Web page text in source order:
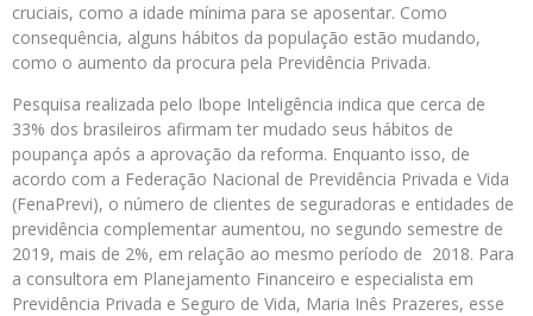
cruciais, como a idade mínima para se aposentar. Como
consequência, alguns hábitos da população estão mudando,
como o aumento da procura pela Previdência Privada.
Pesquisa realizada pelo Ibope Inteligência indica que cerca de
33% dos brasileiros afirmam ter mudado seus hábitos de
poupança após a aprovação da reforma. Enquanto isso, de
acordo com a Federação Nacional de Previdência Privada e Vida
(FenaPrevi), o número de clientes de seguradoras e entidades de
previdência complementar aumentou, no segundo semestre de
2019, mais de 2%, em relação ao mesmo período de 2018. Para
a consultora em Planejamento Financeiro e especialista em
Previdência Privada e Seguro de Vida, Maria Inês Prazeres, esse